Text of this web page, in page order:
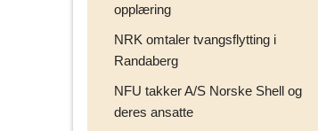
opplæring
NRK omtaler tvangsflytting i
Randaberg
NFU takker A/S Norske Shell og
deres ansatte